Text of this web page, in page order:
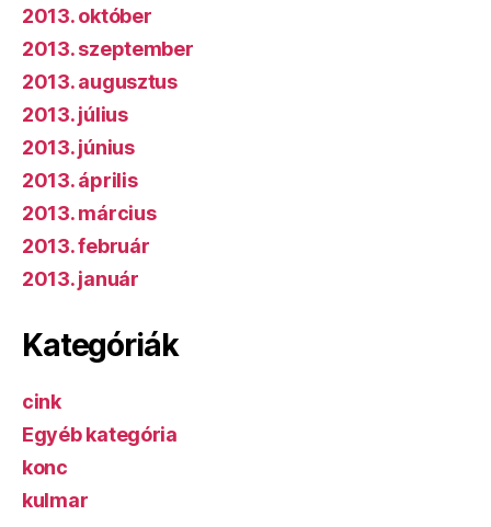
2013. október
2013. szeptember
2013. augusztus
2013. július
2013. június
2013. április
2013. március
2013. február
2013. január
Kategóriák
cink
Egyéb kategória
konc
kulmar